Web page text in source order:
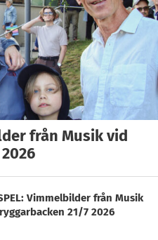
från Musik vid
Vimmelbilder från Musik
21/7 2026